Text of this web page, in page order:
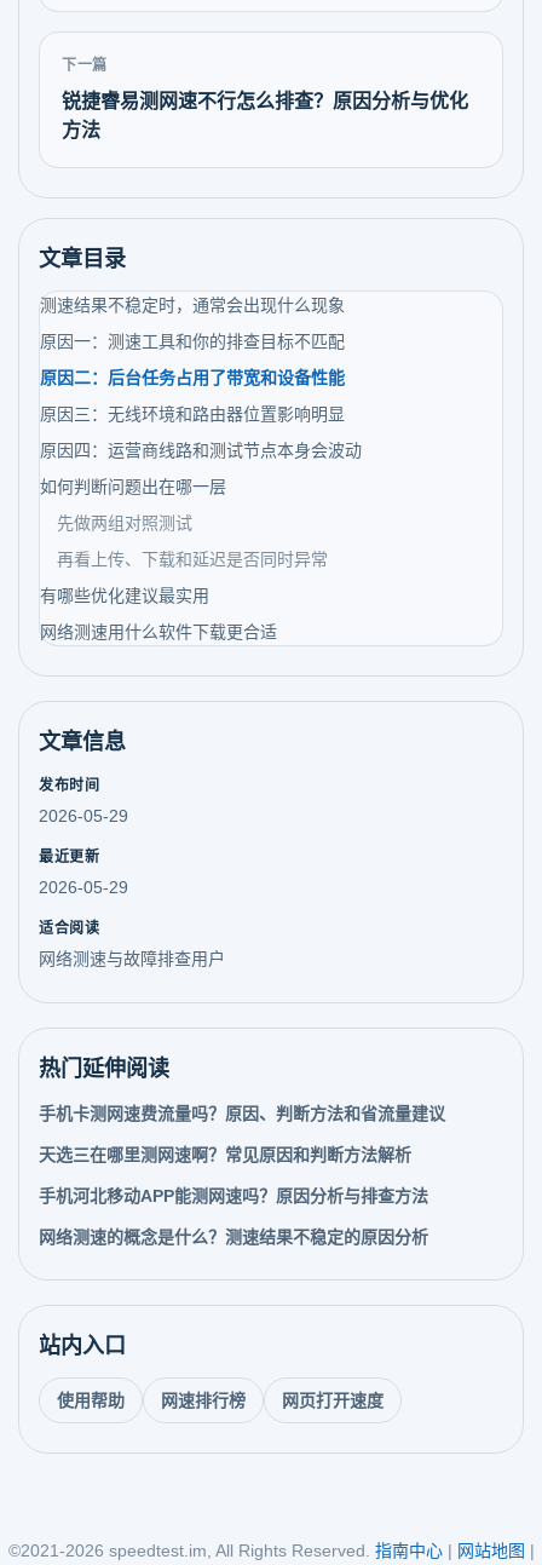
下一篇
锐捷睿易测网速不行怎么排查？原因分析与优化
方法
文章目录
测速结果不稳定时，通常会出现什么现象
原因一：测速工具和你的排查目标不匹配
原因二：后台任务占用了带宽和设备性能
原因三：无线环境和路由器位置影响明显
原因四：运营商线路和测试节点本身会波动
如何判断问题出在哪一层
先做两组对照测试
再看上传、下载和延迟是否同时异常
有哪些优化建议最实用
网络测速用什么软件下载更合适
文章信息
发布时间
2026-05-29
最近更新
2026-05-29
适合阅读
网络测速与故障排查用户
热门延伸阅读
手机卡测网速费流量吗？原因、判断方法和省流量建议
天选三在哪里测网速啊？常见原因和判断方法解析
手机河北移动APP能测网速吗？原因分析与排查方法
网络测速的概念是什么？测速结果不稳定的原因分析
站内入口
使用帮助 网速排行榜 网页打开速度
©2021-2026 speedtest.im, All Rights Reserved. 指南中心| 网站地图 |